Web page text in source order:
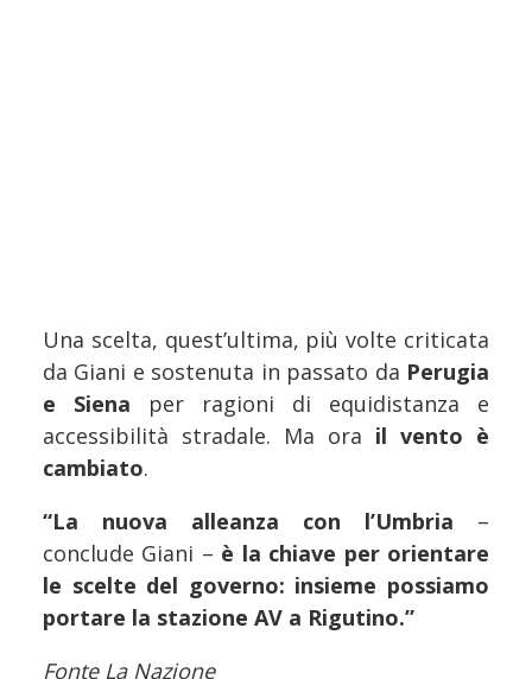
Una scelta, quest’ultima, più volte criticata
da Giani e sostenuta in passato da Perugia
e Siena per ragioni di equidistanza e
accessibilità stradale. Ma ora il vento è
cambiato.
“La nuova alleanza con l’Umbria –
conclude Giani – è la chiave per orientare
le scelte del governo: insieme possiamo
portare la stazione AV a Rigutino.”
Fonte La Nazione